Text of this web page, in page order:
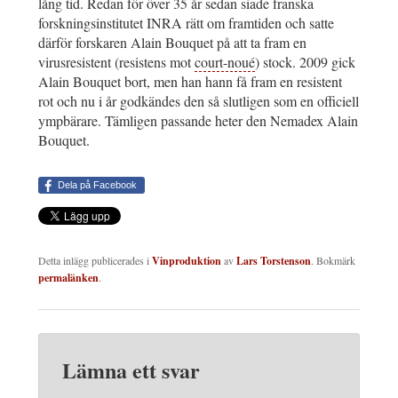
forskningsinstitutet INRA rätt om framtiden och satte
därför forskaren Alain Bouquet på att ta fram en
virusresistent (resistens motcourt-noué) stock. 2009 gick
Alain Bouquet bort, men han hann få fram en resistent
rot och nu i år godkändes den så slutligen som en officiell
ympbärare. Tämligen passande heter den Nemadex Alain
Bouquet.
Dela på Facebook
Detta inlägg publicerades iVinproduktionavLars Torstenson. Bokmärk
permalänken.
Lämna ett svar